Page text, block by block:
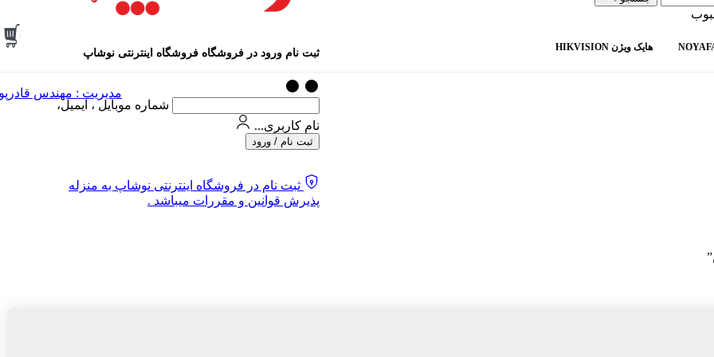
هایک ویژن HIKVISION ثبت نام ورود در فروشگاه فروشگاه اینترنتی نوشاپ
شماره موبایل ، ایمیل،
نام کاربری...
ثبت نام / ورود
ثبت نام در فروشگاه اینترنتی نوشاپ به منزله
پذیرش قوانین و مقررات میباشد .
مدیریت : مهندس